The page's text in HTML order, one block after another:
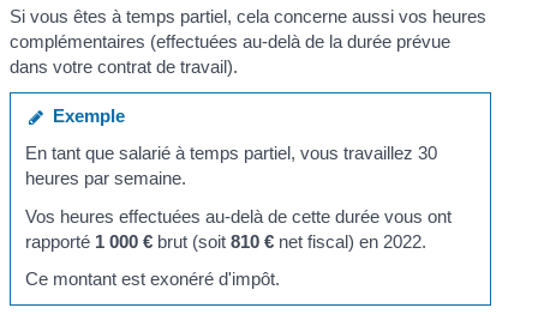
Si vous êtes à temps partiel, cela concerne aussi vos heures
complémentaires (effectuées au-delà de la durée prévue
dans votre contrat de travail).
Exemple
En tant que salarié à temps partiel, vous travaillez 30
heures par semaine.
Vos heures effectuées au-delà de cette durée vous ont
rapporté 1 000 €brut (soit 810 €net fiscal) en 2022.
Ce montant est exonéré d'impôt.